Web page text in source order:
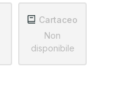
Cartaceo
Non
disponibile